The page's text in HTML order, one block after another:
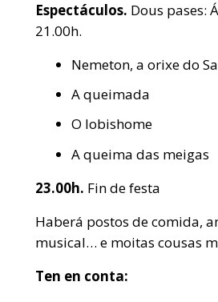
Espectáculos. Dous pases:
21.00h.
Nemeton, a orixe do
A queimada
O lobishome
A queima das meigas
23.00h. Fin de festa
Haberá postos de comida,
musical… e moitas cousas
Ten en conta: